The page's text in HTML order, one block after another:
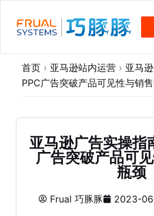
过
首页 › 亚马逊站内运营 › 亚马
PPC广告突破产品可见性与销
亚马逊广告实操指
广告突破产品可
瓶颈
Frual 巧豚豚 2023-